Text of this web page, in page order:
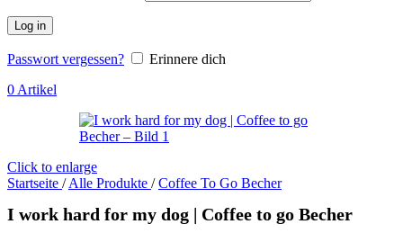
Log in
Passwort vergessen?
Erinnere dich
0 Artikel
Click to enlarge
Startseite / Alle Produkte / Coffee To Go Becher
I work hard for my dog | Coffee to go Becher